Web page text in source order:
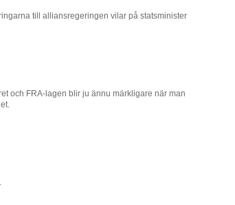
till alliansregeringen vilar på statsminister
och FRA-lagen blir ju ännu märkligare när man